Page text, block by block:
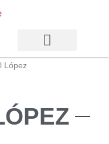
López